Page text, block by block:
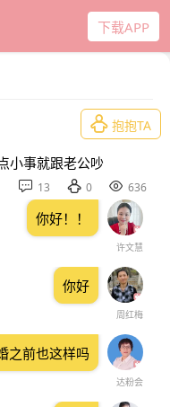
下载APP
 抱抱TA
小事就跟老公吵
 13  0  636
许文慧
你好！！
周红梅
你好
达粉会
之前也这样吗